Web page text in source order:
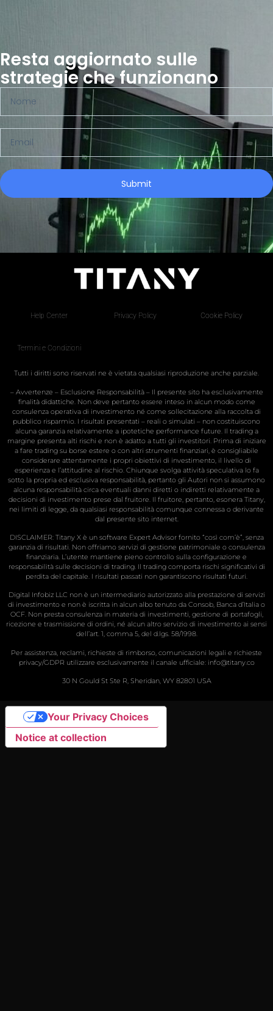
Resta aggiornato sulle
strategie che funzionano
Submit
Help Center Privacy Policy Cookie Policy
Termini e Condizioni
Tutti i diritti sono riservati ne è vietata qualsiasi riproduzione anche parziale.
– Avvertenze – Esclusione Responsabilità – Il presente sito ha esclusivamente
finalità didattiche. Non deve pertanto essere inteso in alcun modo come
consulenza operativa di investimento né come sollecitazione alla raccolta di
pubblico risparmio. I risultati presentati – reali o simulati – non costituiscono
alcuna garanzia relativamente a ipotetiche performance future. Il trading a
margine presenta alti rischi e non è adatto a tutti gli investitori. Prima di iniziare
a fare trading su borse estere o con altri strumenti finanziari, è consigliabile
considerare attentamente i propri obiettivi di investimento, il livello di
esperienza e l’attitudine al rischio. Chiunque svolga attività speculativa lo fa
sotto la propria ed esclusiva responsabilità, pertanto gli Autori non si assumono
alcuna responsabilità circa eventuali danni diretti o indiretti relativamente a
decisioni di investimento prese dal fruitore. Il fruitore, pertanto, esonera Titany,
nei limiti di legge, da qualsiasi responsabilità comunque connessa o derivante
dal presente sito internet.
DISCLAIMER: Titany X è un software Expert Advisor fornito “così com’è”, senza
garanzia di risultati. Non offriamo servizi di gestione patrimoniale o consulenza
finanziaria. L’utente mantiene pieno controllo sulla configurazione e
responsabilità sulle decisioni di trading. Il trading comporta rischi significativi di
perdita del capitale. I risultati passati non garantiscono risultati futuri.
Digital Infobiz LLC non è un intermediario autorizzato alla prestazione di servizi
di investimento e non è iscritta in alcun albo tenuto da Consob, Banca d’Italia o
OCF. Non presta consulenza in materia di investimenti, gestione di portafogli,
ricezione e trasmissione di ordini, né alcun altro servizio di investimento ai sensi
dell’art. 1, comma 5, del d.lgs. 58/1998.
Per assistenza, reclami, richieste di rimborso, comunicazioni legali e richieste
privacy/GDPR utilizzare esclusivamente il canale ufficiale: info@titany.co
30 N Gould St Ste R, Sheridan, WY 82801 USA
Notice at collection
Your Privacy Choices